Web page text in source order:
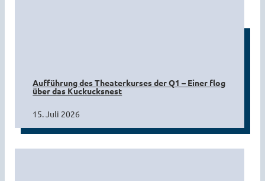
Aufführung des Theaterkurses der Q1 – Einer flog
über das Kuckucksnest
15. Juli 2026